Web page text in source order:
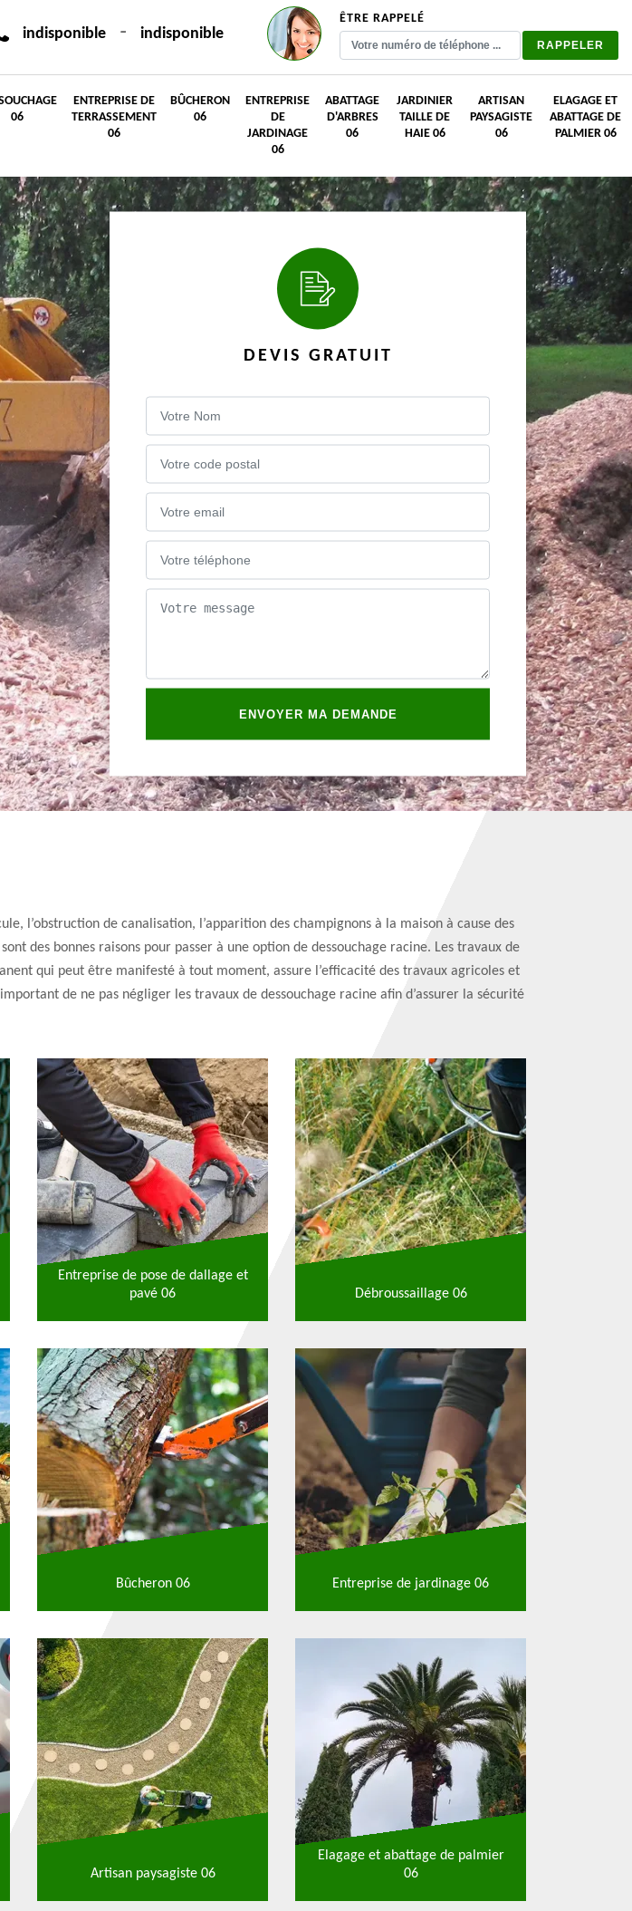
indisponible - indisponible
ÊTRE RAPPELÉ
06
ENTREPRISE DE
TERRASSEMENT
06
BÛCHERON
06
ENTREPRISE
DE
JARDINAGE
06
ABATTAGE
D'ARBRES
06
JARDINIER
TAILLE DE
HAIE 06
ARTISAN
PAYSAGISTE
06
ELAGAGE ET
ABATTAGE DE
PALMIER 06
DEVIS GRATUIT
l’obstruction de canalisation, l’apparition des champignons à la maison à cause des
des bonnes raisons pour passer à une option de dessouchage racine. Les travaux de
qui peut être manifesté à tout moment, assure l’efficacité des travaux agricoles et
de ne pas négliger les travaux de dessouchage racine afin d’assurer la sécurité
Entreprise de pose de dallage et
pavé 06
Débroussaillage 06
Bûcheron 06 Entreprise de jardinage 06
Artisan paysagiste 06
Elagage et abattage de palmier
06